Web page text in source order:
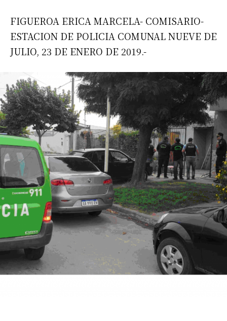
Suscribirme gratis
Dirección de correo electrónico
FIGUEROA ERICA MARCELA- COMISARIO-
ESTACION DE POLICIA COMUNAL NUEVE DE
JULIO, 23 DE ENERO DE 2019.-